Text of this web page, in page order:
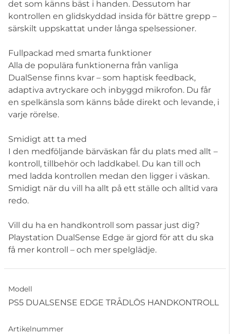
det som känns bäst i handen. Dessutom har
kontrollen en glidskyddad insida för bättre grepp –
särskilt uppskattat under långa spelsessioner.
Fullpackad med smarta funktioner
Alla de populära funktionerna från vanliga
DualSense finns kvar – som haptisk feedback,
adaptiva avtryckare och inbyggd mikrofon. Du får
en spelkänsla som känns både direkt och levande, i
varje rörelse.
Smidigt att ta med
I den medföljande bärväskan får du plats med allt –
kontroll, tillbehör och laddkabel. Du kan till och
med ladda kontrollen medan den ligger i väskan.
Smidigt när du vill ha allt på ett ställe och alltid vara
redo.
Vill du ha en handkontroll som passar just dig?
Playstation DualSense Edge är gjord för att du ska
få mer kontroll – och mer spelglädje.
Modell
PS5 DUALSENSE EDGE TRÅDLÖS HANDKONTROLL
Artikelnummer